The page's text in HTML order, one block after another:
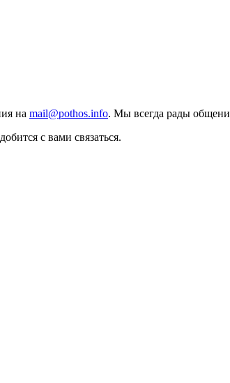
на mail@pothos.info. Мы всегда рады
с вами связаться.